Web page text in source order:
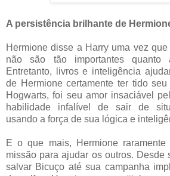
A persistência brilhante de
Hermione disse a Harry uma vez
não são tão importantes quanto
Entretanto, livros e inteligência
de Hermione certamente ter tido
Hogwarts, foi seu amor insaciável
habilidade infalível de sair de
usando a força de sua lógica e
E o que mais, Hermione
missão para ajudar os outros. Desde
salvar Bicuço até sua campanha